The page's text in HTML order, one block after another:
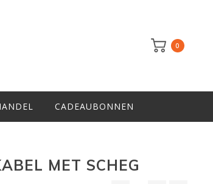
0
CADEAUBONNEN
MET SCHEG